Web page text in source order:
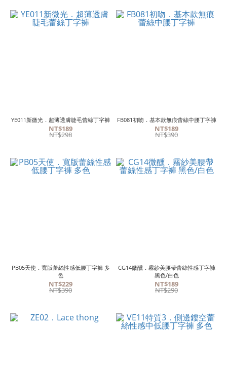
YE011新微光．超薄透膚睫毛蕾絲丁字褲
NT$189
NT$298
FB081初吻．基本款無痕蕾絲中腰丁字褲
NT$189
NT$390
PB05天使．寬版蕾絲性感低腰丁字褲 多
色
NT$229
NT$390
CG14微醺．霧紗美腰帶蕾絲性感丁字褲
黑色/白色
NT$189
NT$290